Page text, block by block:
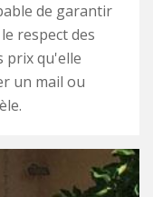
de garantir
respect des
prix qu'elle
un mail ou